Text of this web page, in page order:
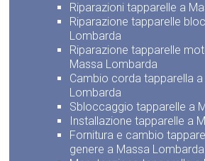
Riparazioni tapparelle a
Riparazione tapparelle
Lombarda
Riparazione tapparelle
Massa Lombarda
Cambio corda tapparella a
Lombarda
Sbloccaggio tapparelle a
Installazione tapparelle a
Fornitura e cambio
genere a Massa Lombarda